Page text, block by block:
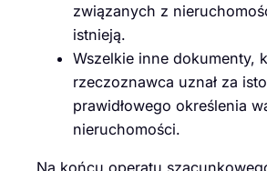
związanych z
istnieją.
Wszelkie inne dokumenty,
rzeczoznawca uznał za
prawidłowego określenia
nieruchomości.